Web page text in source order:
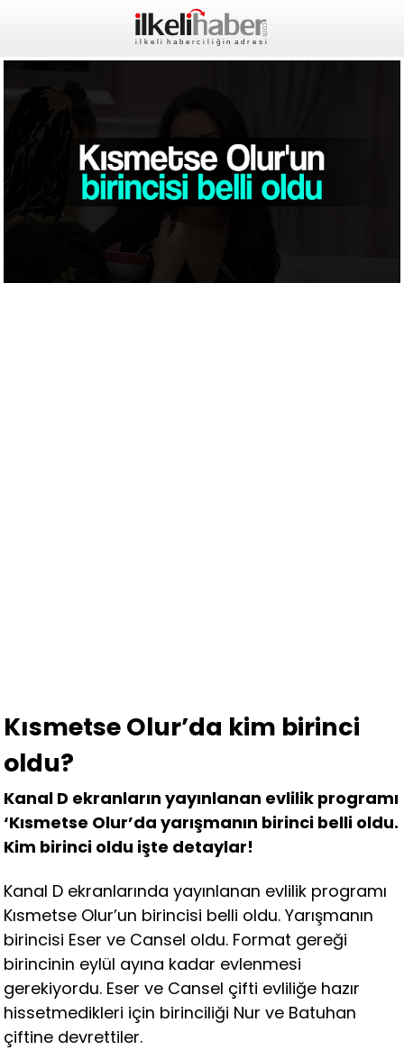
Kısmetse Olur’da kim birinci
oldu?
Kanal D ekranların yayınlanan evlilik programı
‘Kısmetse Olur’da yarışmanın birinci belli oldu.
Kim birinci oldu işte detaylar!
Kanal D ekranlarında yayınlanan evlilik programı
Kısmetse Olur’un birincisi belli oldu. Yarışmanın
birincisi Eser ve Cansel oldu. Format gereği
birincinin eylül ayına kadar evlenmesi
gerekiyordu. Eser ve Cansel çifti evliliğe hazır
hissetmedikleri için birinciliği Nur ve Batuhan
çiftine devrettiler.